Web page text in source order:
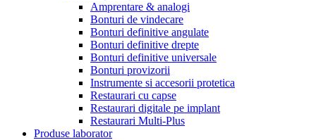
Amprentare & analogi
Bonturi de vindecare
Bonturi definitive angulate
Bonturi definitive drepte
Bonturi definitive universale
Bonturi provizorii
Instrumente si accesorii protetica
Restaurari cu capse
Restaurari digitale pe implant
Restaurari Multi-Plus
Produse laborator